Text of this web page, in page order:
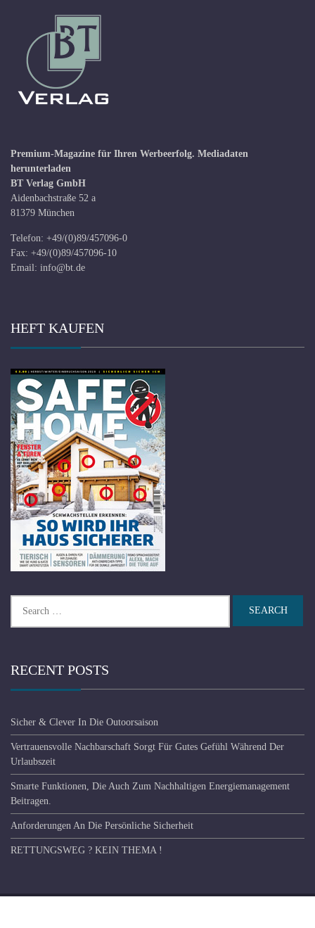
Premium-Magazine für Ihren Werbeerfolg. Mediadaten
herunterladen
BT Verlag GmbH
Aidenbachstraße 52 a
81379 München
Telefon: +49/(0)89/457096-0
Fax: +49/(0)89/457096-10
Email: info@bt.de
HEFT KAUFEN
for:
RECENT POSTS
Sicher & Clever In Die Outoorsaison
Vertrauensvolle Nachbarschaft Sorgt Für Gutes Gefühl Während Der
Urlaubszeit
Smarte Funktionen, Die Auch Zum Nachhaltigen Energiemanagement
Beitragen.
Anforderungen An Die Persönliche Sicherheit
RETTUNGSWEG ? KEIN THEMA !